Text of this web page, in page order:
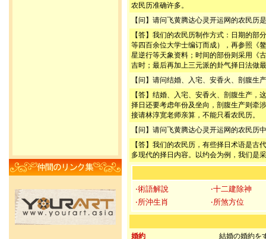
农民历准确许多。
【问】请问飞黄腾达心灵开运网的农民历
【答】我们的农民历制作方式：日期的
等四百余位大学士编订而成），再参照《
星逆行等天象资料；时间的部份则采用《
吉时；最后再加上三元派的卦气择日法做
【问】请问结婚、入宅、安香火、剖腹
【答】结婚、入宅、安香火、剖腹生产
择日还要考虑年份及坐向，剖腹生产则牵
接请林淳宽老师亲算，不能只看农民历。
【问】请问飞黄腾达心灵开运网的农民
【答】我们的农民历，有些择日术语是
多现代的择日内容。以约会为例，我们是
‧術語解說
‧十二建除神
‧所沖生肖
‧所煞方位
婚約
結婚の婚約を